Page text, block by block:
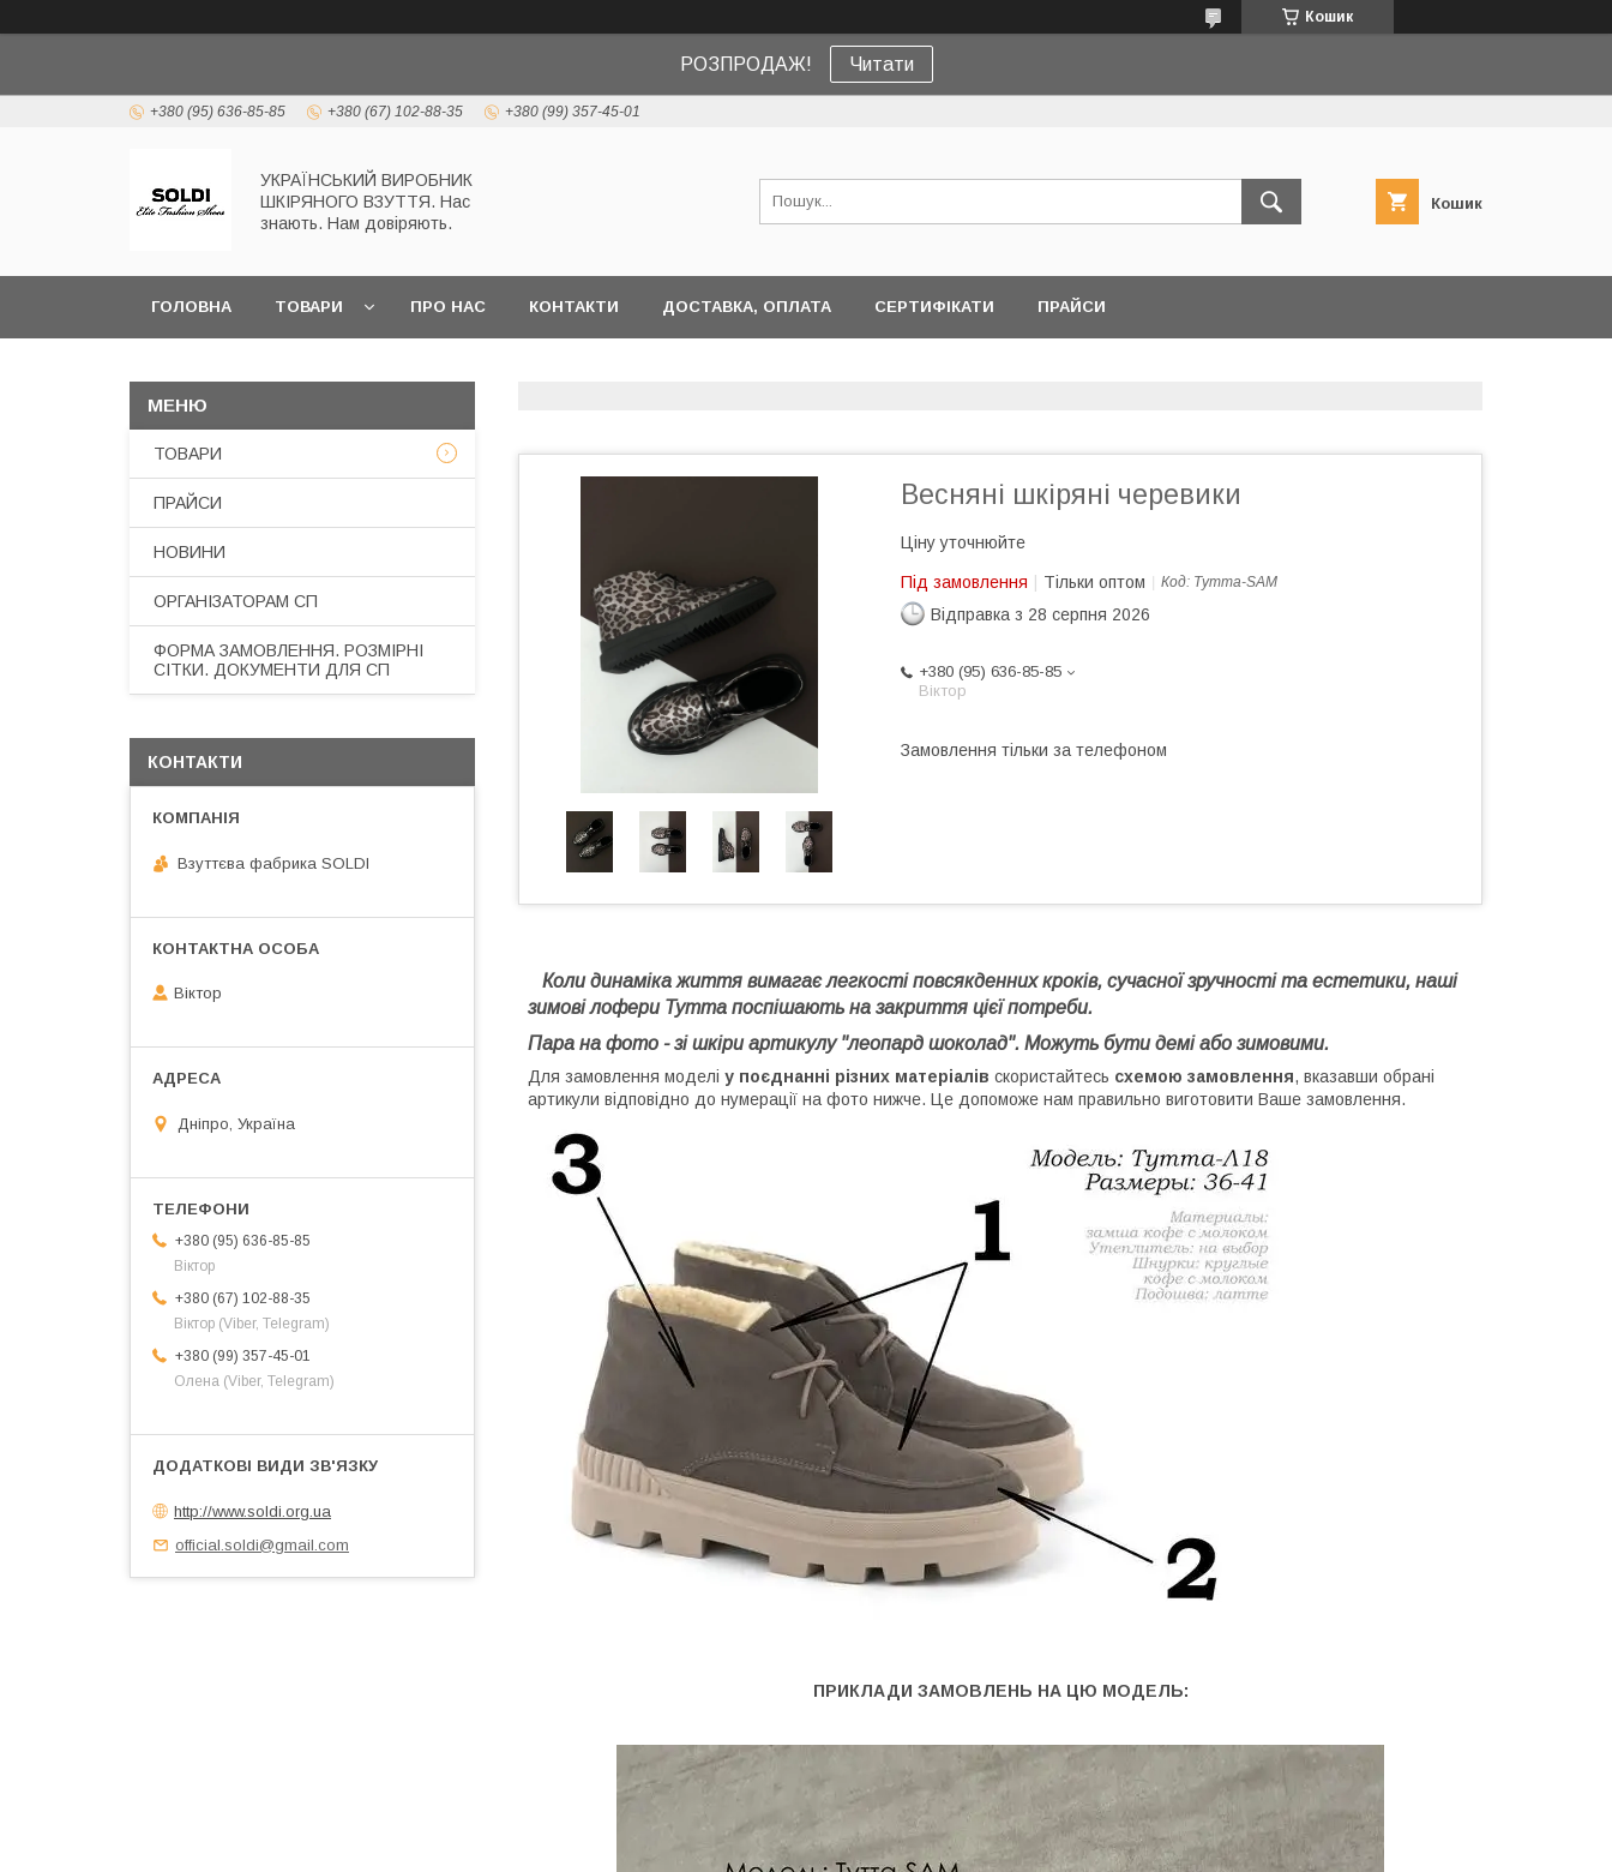
Кошик
РОЗПРОДАЖ! Читати
+380 (95) 636-85-85 +380 (67) 102-88-35 +380 (99) 357-45-01
УКРАЇНСЬКИЙ ВИРОБНИК
ШКІРЯНОГО ВЗУТТЯ. Нас
знають. Нам довіряють.
Кошик
ГОЛОВНА ТОВАРИ ПРО НАС КОНТАКТИ ДОСТАВКА, ОПЛАТА СЕРТИФІКАТИ ПРАЙСИ
Весняні шкіряні черевики
Ціну уточнюйте
Під замовлення Тільки оптом Код: Тутта-SAM
Відправка з 28 серпня 2026
+380 (95) 636-85-85
Віктор
Замовлення тільки за телефоном
Коли динаміка життя вимагає легкості повсякденних кроків, сучасної зручності та естетики, наші
зимові лофери Тутта поспішають на закриття цієї потреби.
Пара на фото - зі шкіри артикулу "леопард шоколад". Можуть бути демі або зимовими.
Для замовлення моделі у поєднанні різних матеріалів скористайтесь схемою замовлення, вказавши обрані
артикули відповідно до нумерації на фото нижче. Це допоможе нам правильно виготовити Ваше замовлення.
ПРИКЛАДИ ЗАМОВЛЕНЬ НА ЦЮ МОДЕЛЬ:
ТОВАРИ
ПРАЙСИ
НОВИНИ
ОРГАНІЗАТОРАМ СП
ФОРМА ЗАМОВЛЕННЯ. РОЗМІРНІ
СІТКИ. ДОКУМЕНТИ ДЛЯ СП
КОНТАКТИ
Взуттєва фабрика SOLDI
Віктор
Дніпро, Україна
+380 (95) 636-85-85
Віктор
+380 (67) 102-88-35
Віктор (Viber, Telegram)
+380 (99) 357-45-01
Олена (Viber, Telegram)
http://www.soldi.org.ua
official.soldi@gmail.com